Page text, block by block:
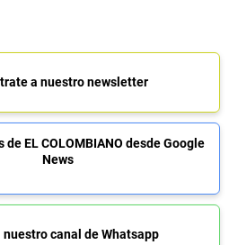
a nuestro newsletter
EL COLOMBIANO desde Google
News
nuestro canal de Whatsapp